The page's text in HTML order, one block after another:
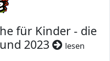
für Kinder - die
2023
lesen